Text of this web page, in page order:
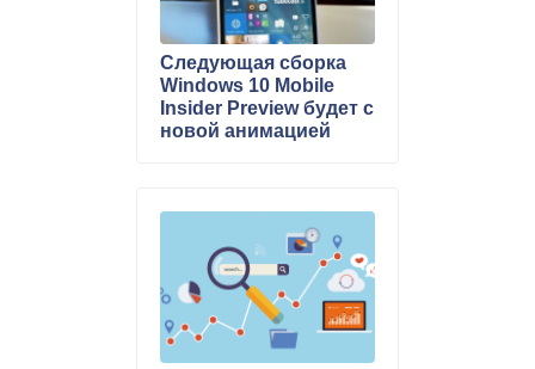
Cледующая сборка
Windows 10 Mobile
Insider Preview будет с
новой анимацией